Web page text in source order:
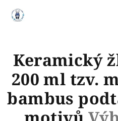
obsah
Keramický
200 ml tzv.
bambus